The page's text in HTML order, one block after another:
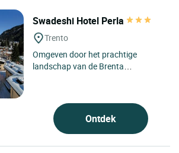
Swadeshi Hotel Perla
Trento
Omgeven door het prachtige
landschap van de Brenta
boven de...
Ontdek